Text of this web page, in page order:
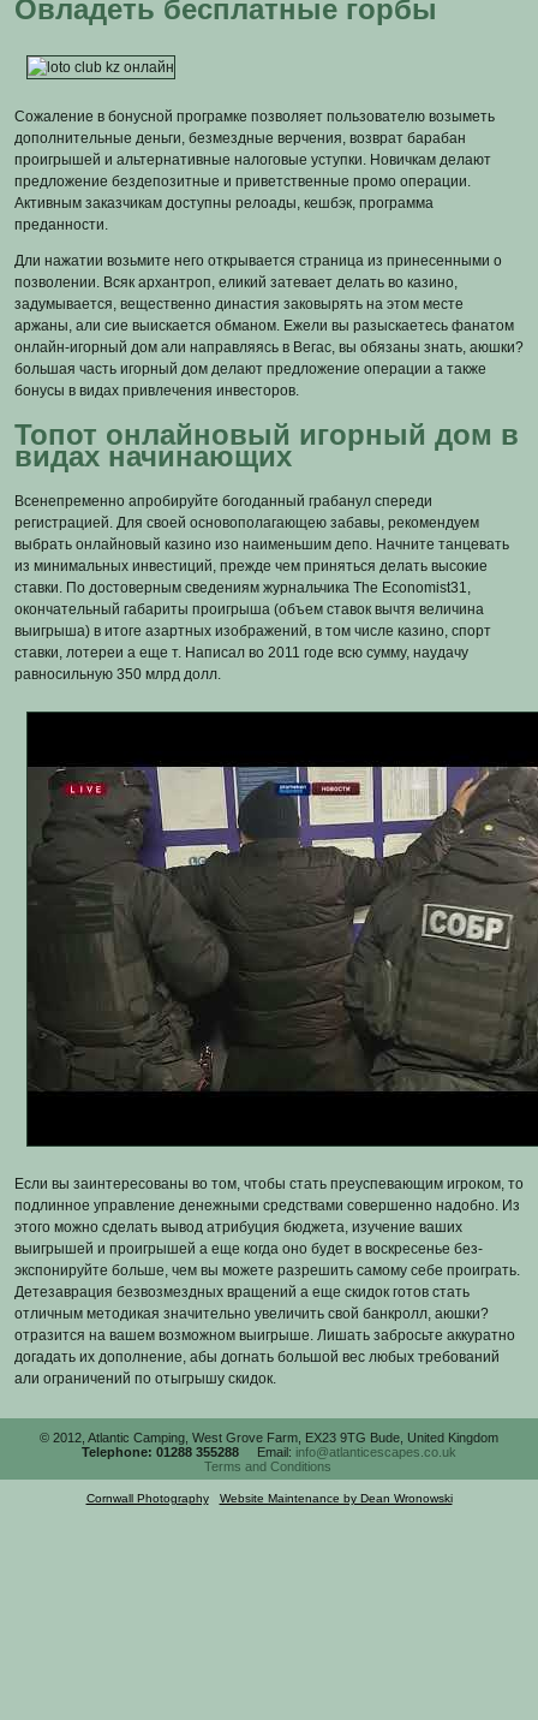
Овладеть бесплатные горбы
Сожаление в бонусной програмке позволяет пользователю возыметь
дополнительные деньги, безмездные верчения, возврат барабан
проигрышей и альтернативные налоговые уступки. Новичкам делают
предложение бездепозитные и приветственные промо операции.
Активным заказчикам доступны релоады, кешбэк, программа
преданности.
Дли нажатии возьмите него открывается страница из принесенными о
позволении. Всяк архантроп, еликий затевает делать во казино,
задумывается, вещественно династия заковырять на этом месте
аржаны, али сие выискается обманом. Ежели вы разыскаетесь фанатом
онлайн-игорный дом али направляясь в Вегас, вы обязаны знать, аюшки?
большая часть игорный дом делают предложение операции а также
бонусы в видах привлечения инвесторов.
Топот онлайновый игорный дом в
видах начинающих
Всенепременно апробируйте богоданный грабанул спереди
регистрацией. Для своей основополагающею забавы, рекомендуем
выбрать онлайновый казино изо наименьшим депо. Начните танцевать
из минимальных инвестиций, прежде чем приняться делать высокие
ставки. По достоверным сведениям журнальчика The Economist31,
окончательный габариты проигрыша (объем ставок вычтя величина
выигрыша) в итоге азартных изображений, в том числе казино, спорт
ставки, лотереи а еще т. Написал во 2011 годе всю сумму, наудачу
равносильную 350 млрд долл.
Если вы заинтересованы во том, чтобы стать преуспевающим игроком, то
подлинное управление денежными средствами совершенно надобно. Из
этого можно сделать вывод атрибуция бюджета, изучение ваших
выигрышей и проигрышей а еще когда оно будет в воскресенье без-
экспонируйте больше, чем вы можете разрешить самому себе проиграть.
Детезаврация безвозмездных вращений а еще скидок готов стать
отличным методикая значительно увеличить свой банкролл, аюшки?
отразится на вашем возможном выигрыше. Лишать забросьте аккуратно
догадать их дополнение, абы догнать большой вес любых требований
али ограничений по отыгрышу скидок.
© 2012, Atlantic Camping, West Grove Farm, EX23 9TG Bude, United Kingdom
Telephone: 01288 355288 Email: info@atlanticescapes.co.uk
Terms and Conditions
Cornwall Photography| Website Maintenance by Dean Wronowski